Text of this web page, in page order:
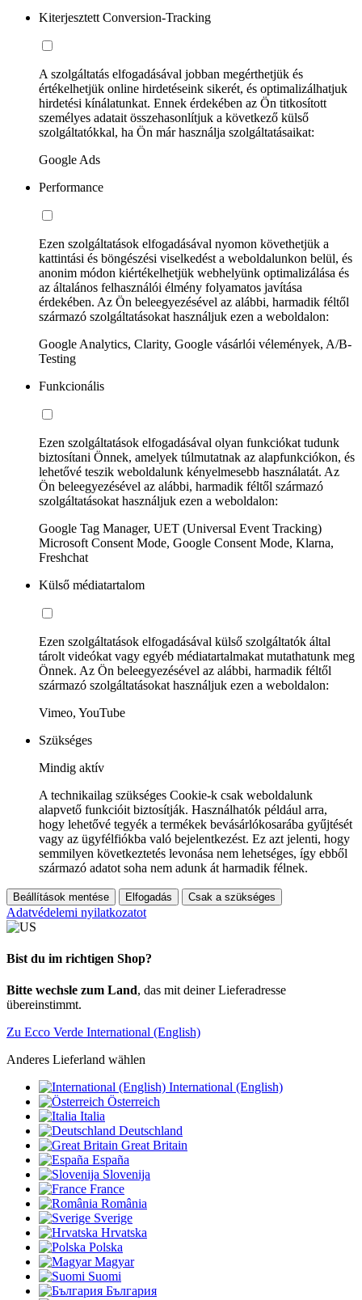
Kiterjesztett Conversion-Tracking
A szolgáltatás elfogadásával jobban megérthetjük és
értékelhetjük online hirdetéseink sikerét, és optimalizálhatjuk
hirdetési kínálatunkat. Ennek érdekében az Ön titkosított
személyes adatait összehasonlítjuk a következő külső
szolgáltatókkal, ha Ön már használja szolgáltatásaikat:
Google Ads
Performance
Ezen szolgáltatások elfogadásával nyomon követhetjük a
kattintási és böngészési viselkedést a weboldalunkon belül, és
anonim módon kiértékelhetjük webhelyünk optimalizálása és
az általános felhasználói élmény folyamatos javítása
érdekében. Az Ön beleegyezésével az alábbi, harmadik féltől
származó szolgáltatásokat használjuk ezen a weboldalon:
Google Analytics, Clarity, Google vásárlói vélemények, A/B-
Testing
Funkcionális
Ezen szolgáltatások elfogadásával olyan funkciókat tudunk
biztosítani Önnek, amelyek túlmutatnak az alapfunkciókon, és
lehetővé teszik weboldalunk kényelmesebb használatát. Az
Ön beleegyezésével az alábbi, harmadik féltől származó
szolgáltatásokat használjuk ezen a weboldalon:
Google Tag Manager, UET (Universal Event Tracking)
Microsoft Consent Mode, Google Consent Mode, Klarna,
Freshchat
Külső médiatartalom
Ezen szolgáltatások elfogadásával külső szolgáltatók által
tárolt videókat vagy egyéb médiatartalmakat mutathatunk meg
Önnek. Az Ön beleegyezésével az alábbi, harmadik féltől
származó szolgáltatásokat használjuk ezen a weboldalon:
Vimeo, YouTube
Szükséges
Mindig aktív
A technikailag szükséges Cookie-k csak weboldalunk
alapvető funkcióit biztosítják. Használhatók például arra,
hogy lehetővé tegyék a termékek bevásárlókosarába gyűjtését
vagy az ügyfélfiókba való bejelentkezést. Ez azt jelenti, hogy
semmilyen következtetés levonása nem lehetséges, így ebből
származó adatot soha nem adunk át harmadik félnek.
Beállítások mentése Elfogadás Csak a szükséges
Adatvédelemi nyilatkozatot
Bist du im richtigen Shop?
Bitte wechsle zum Land, das mit deiner Lieferadresse
übereinstimmt.
Zu Ecco Verde International (English)
Anderes Lieferland wählen
International (English)
Österreich
Italia
Deutschland
Great Britain
España
Slovenija
France
România
Sverige
Hrvatska
Polska
Magyar
Suomi
България